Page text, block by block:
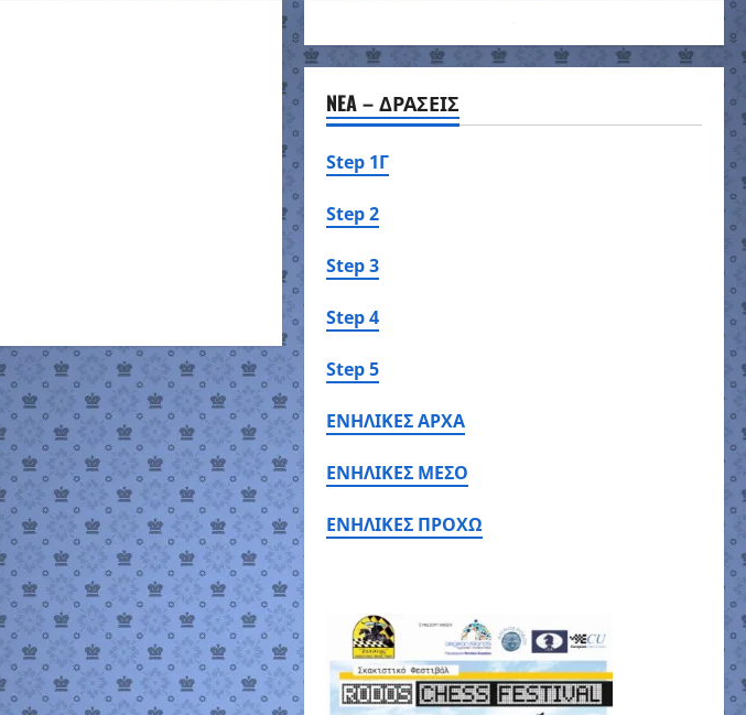
NEA – ΔΡΑΣΕΙΣ
Step 1Γ
Step 2
Step 3
Step 4
Step 5
ΕΝΗΛΙΚΕΣ ΑΡΧΑ
ΕΝΗΛΙΚΕΣ ΜΕΣΟ
ΕΝΗΛΙΚΕΣ ΠΡΟΧΩ